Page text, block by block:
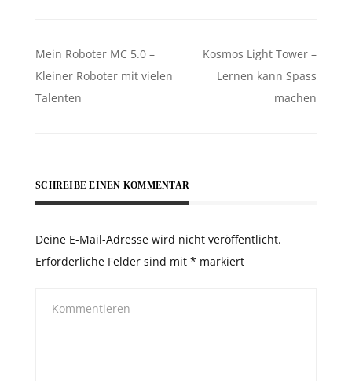
Beitragsnavigation
Mein Roboter MC 5.0 –
Kleiner Roboter mit vielen
Talenten
Kosmos Light Tower –
Lernen kann Spass
machen
SCHREIBE EINEN KOMMENTAR
Deine E-Mail-Adresse wird nicht veröffentlicht.
Erforderliche Felder sind mit * markiert